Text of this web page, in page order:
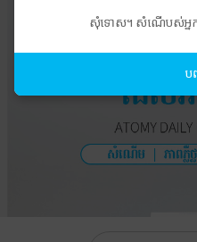
សុំទោស។ សំណើបស់អ្នកមិ
ប